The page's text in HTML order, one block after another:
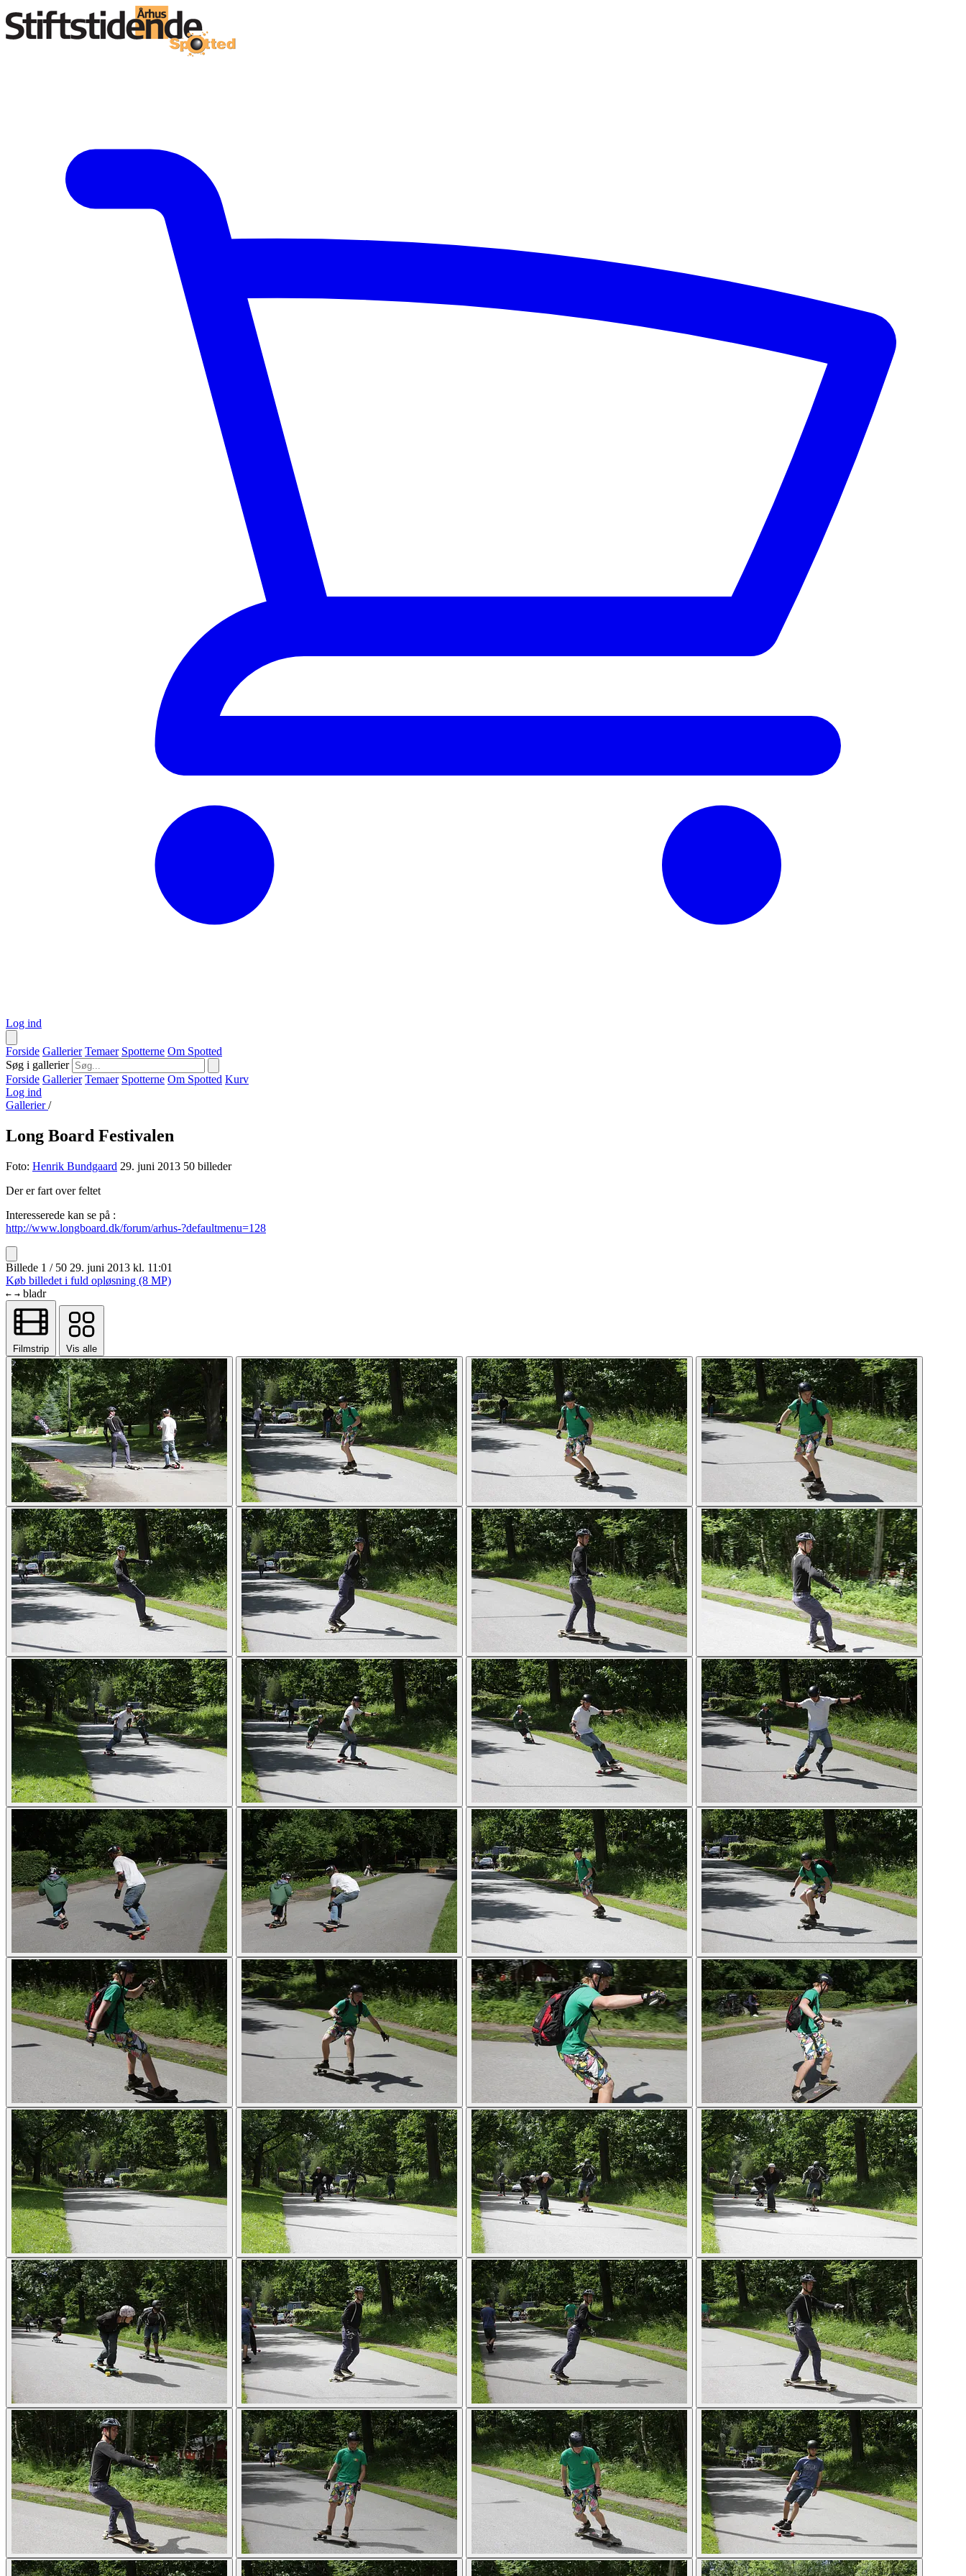
Log ind
Forside Gallerier Temaer Spotterne Om Spotted
Søg i gallerier
Forside Gallerier Temaer Spotterne Om Spotted Kurv
Log ind
Gallerier/
Long Board Festivalen
Foto: Henrik Bundgaard 29. juni 2013 50 billeder
Der er fart over feltet
Interesserede kan se på :
http://www.longboard.dk/forum/arhus-?defaultmenu=128
Billede 1 / 50 29. juni 2013 kl. 11:01
Køb billedet i fuld opløsning (8 MP)
← → bladr
Filmstrip Vis alle